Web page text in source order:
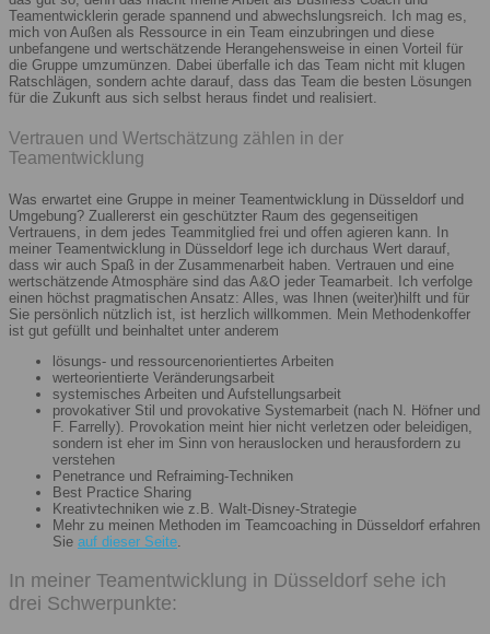
Teamentwicklerin gerade spannend und abwechslungsreich. Ich mag es,
mich von Außen als Ressource in ein Team einzubringen und diese
unbefangene und wertschätzende Herangehensweise in einen Vorteil für
die Gruppe umzumünzen. Dabei überfalle ich das Team nicht mit klugen
Ratschlägen, sondern achte darauf, dass das Team die besten Lösungen
für die Zukunft aus sich selbst heraus findet und realisiert.
Vertrauen und Wertschätzung zählen in der
Teamentwicklung
Was erwartet eine Gruppe in meiner Teamentwicklung in Düsseldorf und
Umgebung? Zuallererst ein geschützter Raum des gegenseitigen
Vertrauens, in dem jedes Teammitglied frei und offen agieren kann. In
meiner Teamentwicklung in Düsseldorf lege ich durchaus Wert darauf,
dass wir auch Spaß in der Zusammenarbeit haben. Vertrauen und eine
wertschätzende Atmosphäre sind das A&O jeder Teamarbeit. Ich verfolge
einen höchst pragmatischen Ansatz: Alles, was Ihnen (weiter)hilft und für
Sie persönlich nützlich ist, ist herzlich willkommen. Mein Methodenkoffer
ist gut gefüllt und beinhaltet unter anderem
lösungs- und ressourcenorientiertes Arbeiten
werteorientierte Veränderungsarbeit
systemisches Arbeiten und Aufstellungsarbeit
provokativer Stil und provokative Systemarbeit (nach N. Höfner und
F. Farrelly). Provokation meint hier nicht verletzen oder beleidigen,
sondern ist eher im Sinn von herauslocken und herausfordern zu
verstehen
Penetrance und Refraiming-Techniken
Best Practice Sharing
Kreativtechniken wie z.B. Walt-Disney-Strategie
Mehr zu meinen Methoden im Teamcoaching in Düsseldorf erfahren
Sie auf dieser Seite.
In meiner Teamentwicklung in Düsseldorf sehe ich
drei Schwerpunkte: